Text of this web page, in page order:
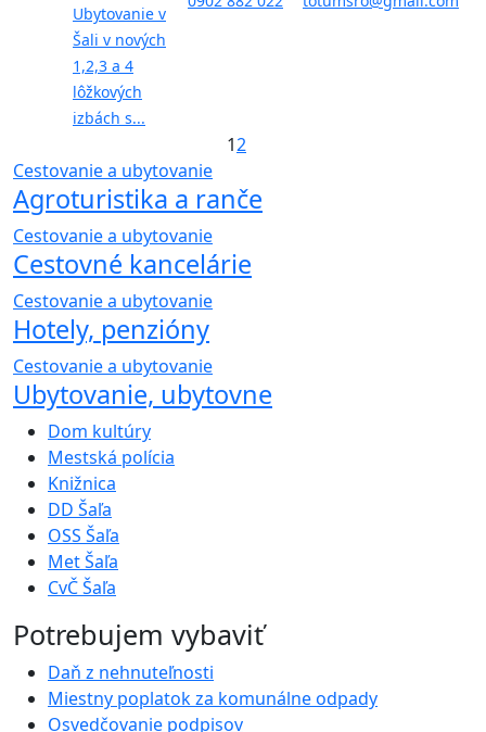
Cestovanie a ubytovanie
Agroturistika a ranče
Cestovanie a ubytovanie
Cestovné kancelárie
Cestovanie a ubytovanie
Hotely, penzióny
Cestovanie a ubytovanie
Ubytovanie, ubytovne
Ubytovanie v
Šali v nových
1,2,3 a 4
lôžkových
izbách s...
12
Dom kultúry
Mestská polícia
Knižnica
DD Šaľa
OSS Šaľa
Met Šaľa
CvČ Šaľa
Potrebujem vybaviť
Daň z nehnuteľnosti
Miestny poplatok za komunálne odpady
Osvedčovanie podpisov